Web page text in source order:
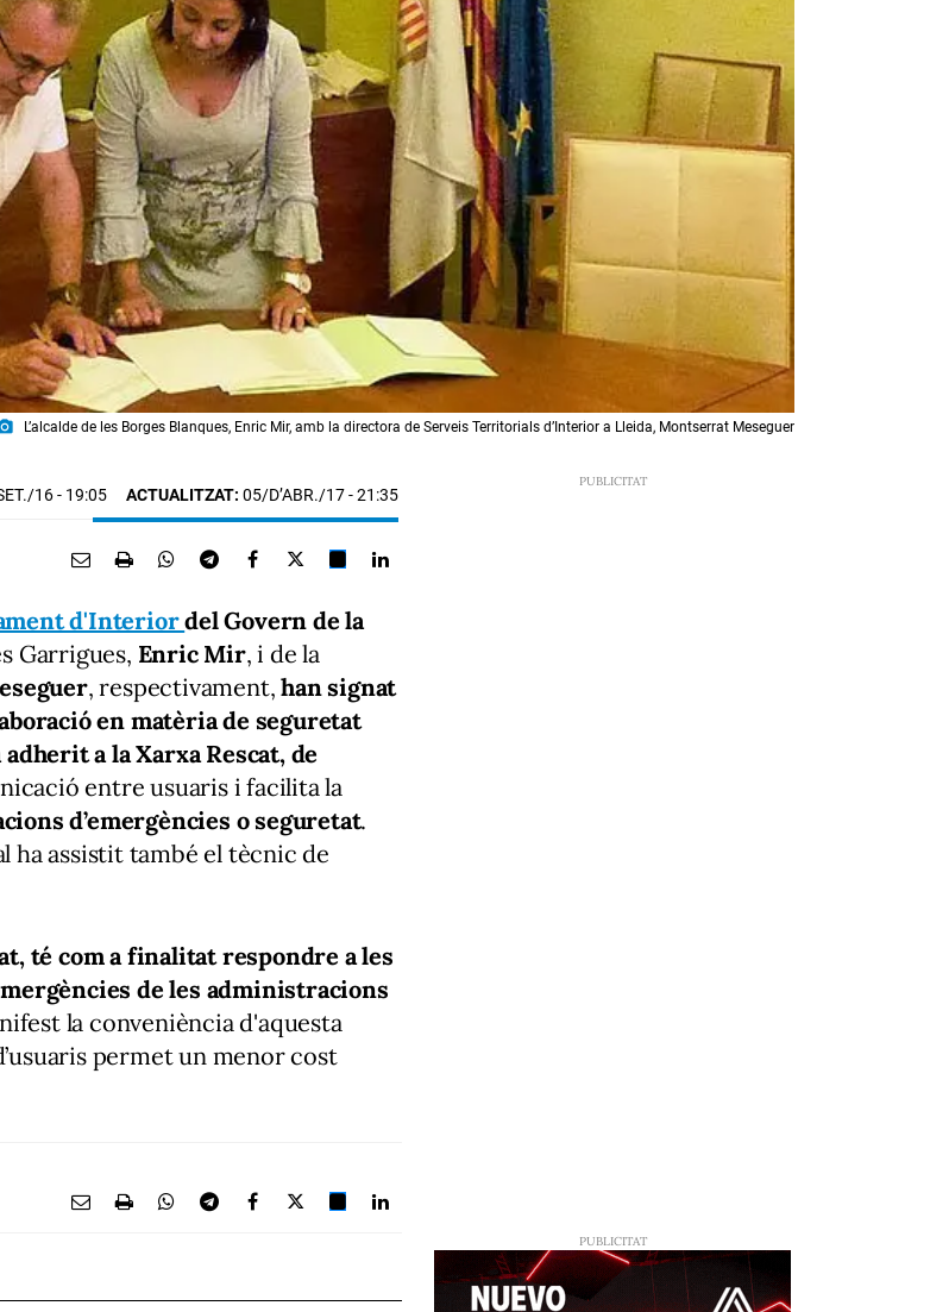
L’alcalde de les Borges Blanques, Enric Mir, amb la directora de Serveis Territorials d’Interior a Lleida, Montserrat Meseguer
16- 19:05 ACTUALITZAT: 05/D’ABR./17 - 21:35
d'Interiordel Govern de la
Garrigues, Enric Mir, i de la
, respectivament,han signat
en matèria de seguretat
a la Xarxa Rescat, de
entre usuaris i facilita la
d’emergències o seguretat.
ha assistit també el tècnic de
té com a finalitat respondre a les
de les administracions
la conveniència d'aquesta
permet un menor cost